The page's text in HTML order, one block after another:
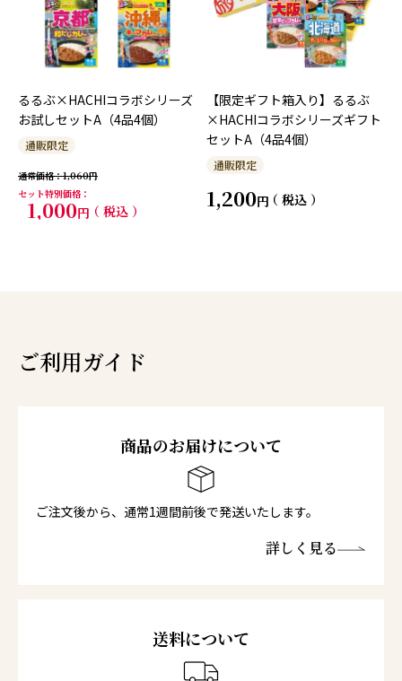
るるぶ×HACHIコラボシリーズ
お試しセットA（4品4個）
通販限定
通常価格
1,060
セット特別価格
1,000 税込
【限定ギフト箱入り】るるぶ
×HACHIコラボシリーズギフト
セットA（4品4個）
通販限定
1,200 税込
ご利用ガイド
商品のお届けについて
ご注文後から、通常1週間前後で発送いたします。
詳しく見る
送料について